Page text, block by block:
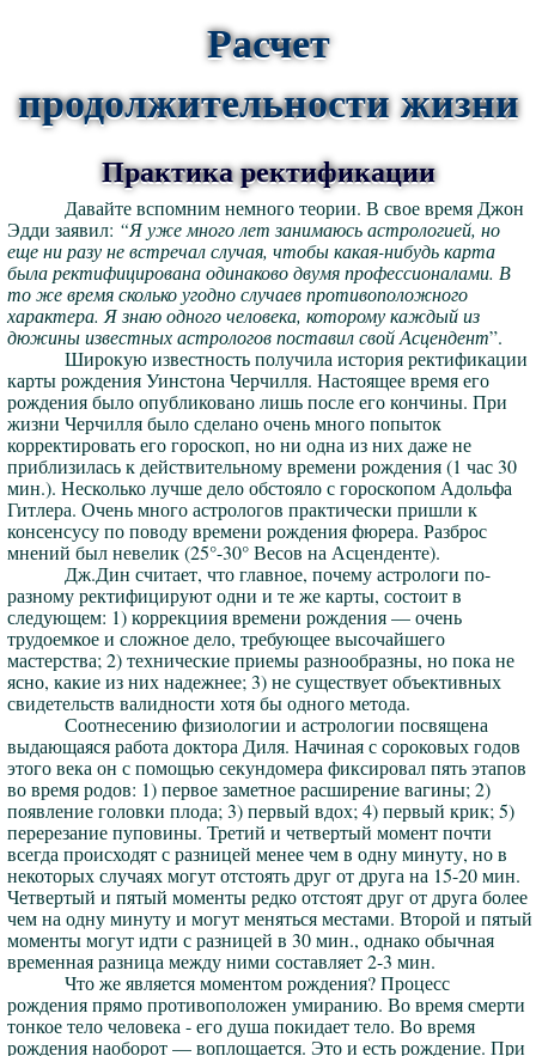
Расчет
продолжительности жизни
Практика ректификации
Давайте вспомним немного теории. В свое время Джон
Эдди заявил: “Я уже много лет занимаюсь астрологией, но
еще ни разу не встречал случая, чтобы какая-нибудь карта
была ректифицирована одинаково двумя профессионалами. В
то же время сколько угодно случаев противоположного
характера. Я знаю одного человека, которому каждый из
дюжины известных астрологов поставил свой Асцендент”.
Широкую известность получила история ректификации
карты рождения Уинстона Черчилля. Настоящее время его
рождения было опубликовано лишь после его кончины. При
жизни Черчилля было сделано очень много попыток
корректировать его гороскоп, но ни одна из них даже не
приблизилась к действительному времени рождения (1 час 30
мин.). Несколько лучше дело обстояло с гороскопом Адольфа
Гитлера. Очень много астрологов практически пришли к
консенсусу по поводу времени рождения фюрера. Разброс
мнений был невелик (25°-30° Весов на Асценденте).
Дж.Дин считает, что главное, почему астрологи по-
разному ректифицируют одни и те же карты, состоит в
следующем: 1) коррекциия времени рождения — очень
трудоемкое и сложное дело, требующее высочайшего
мастерства; 2) технические приемы разнообразны, но пока не
ясно, какие из них надежнее; 3) не существует объективных
свидетельств валидности хотя бы одного метода.
Соотнесению физиологии и астрологии посвящена
выдающаяся работа доктора Диля. Начиная с сороковых годов
этого века он с помощью секундомера фиксировал пять этапов
во время родов: 1) первое заметное расширение вагины; 2)
появление головки плода; 3) первый вдох; 4) первый крик; 5)
перерезание пуповины. Третий и четвертый момент почти
всегда происходят с разницей менее чем в одну минуту, но в
некоторых случаях могут отстоять друг от друга на 15-20 мин.
Четвертый и пятый моменты редко отстоят друг от друга более
чем на одну минуту и могут меняться местами. Второй и пятый
моменты могут идти с разницей в 30 мин., однако обычная
временная разница между ними составляет 2-3 мин.
Что же является моментом рождения? Процесс
рождения прямо противоположен умиранию. Во время смерти
тонкое тело человека - его душа покидает тело. Во время
рождения наоборот — воплощается. Это и есть рождение. При